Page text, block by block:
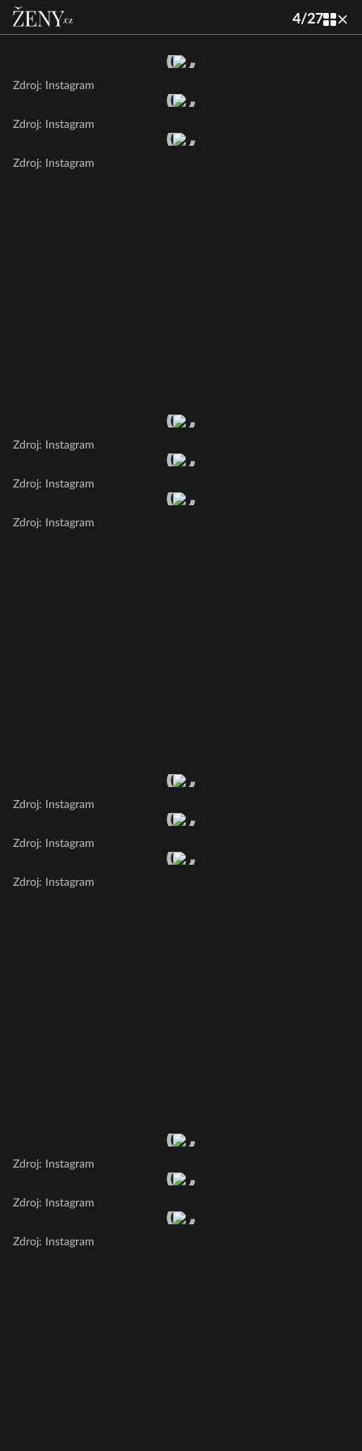
4/27
Zdroj: Instagram
Zdroj: Instagram
Zdroj: Instagram
Zdroj: Instagram
Zdroj: Instagram
Zdroj: Instagram
Zdroj: Instagram
Zdroj: Instagram
Zdroj: Instagram
Zdroj: Instagram
Zdroj: Instagram
Zdroj: Instagram